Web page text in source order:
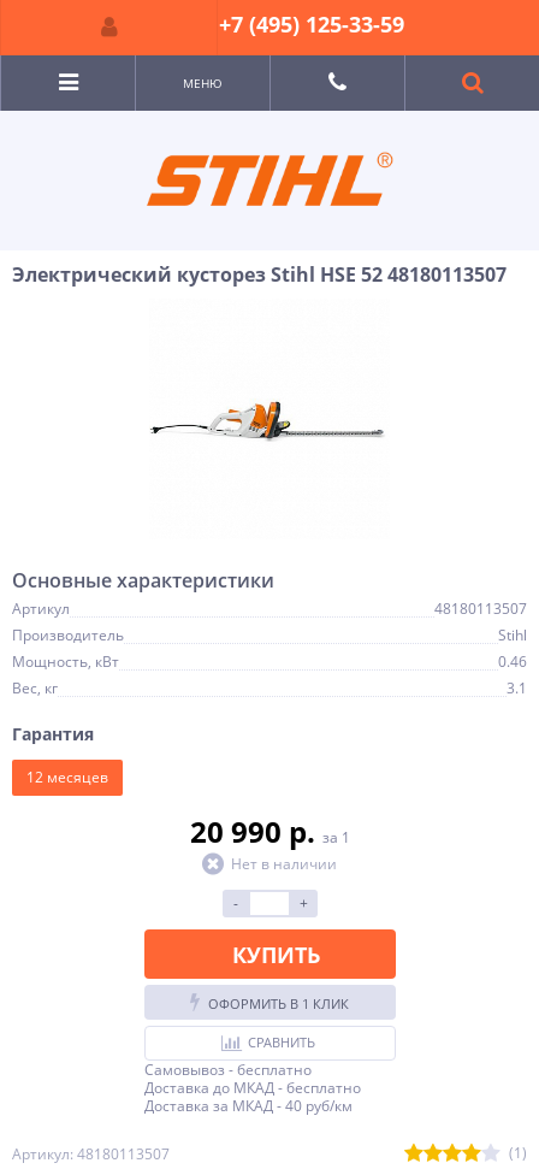
МЕНЮ
Электрический кусторез Stihl HSE 52 48180113507
Артикул: 48180113507 (1)
Основные характеристики
Артикул
48180113507
Производитель
Stihl
Мощность, кВт
0.46
Вес, кг
3.1
Гарантия
12 месяцев
20 990 p. за 1
Нет в наличии
-
+
КУПИТЬ
ОФОРМИТЬ В 1 КЛИК
СРАВНИТЬ
Самовывоз - бесплатно
Доставка до МКАД - бесплатно
Доставка за МКАД - 40 руб/км
+7 (495) 125-33-59